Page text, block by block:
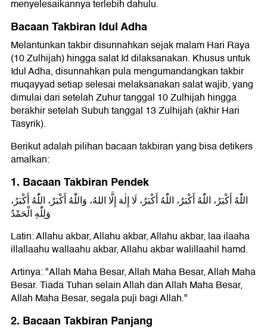
menyelesaikannya terlebih dahulu.
Bacaan Takbiran Idul Adha
Melantunkan takbir disunnahkan sejak malam Hari Raya
(10 Zulhijah) hingga salat Id dilaksanakan. Khusus untuk
Idul Adha, disunnahkan pula mengumandangkan takbir
muqayyad setiap selesai melaksanakan salat wajib, yang
dimulai dari setelah Zuhur tanggal 10 Zulhijah hingga
berakhir setelah Subuh tanggal 13 Zulhijah (akhir Hari
Tasyrik).
Berikut adalah pilihan bacaan takbiran yang bisa detikers
amalkan:
1. Bacaan Takbiran Pendek
اللّٰهُ أَكْبَرُ، اللّٰهُ أَكْبَرُ، اللّٰهُ أَكْبَرُ، لَا إِلٰهَ إِلَّا اللهُ، وَاللّٰهُ أَكْبَرُ، اللّٰهُ أَكْبَرُ،
وَلِلّٰهِ الْحَمْدُ
Latin: Allahu akbar, Allahu akbar, Allahu akbar, laa ilaaha
illallaahu wallaahu akbar, Allahu akbar walillaahil hamd.
Artinya: "Allah Maha Besar, Allah Maha Besar, Allah Maha
Besar. Tiada Tuhan selain Allah dan Allah Maha Besar,
Allah Maha Besar, segala puji bagi Allah."
2. Bacaan Takbiran Panjang